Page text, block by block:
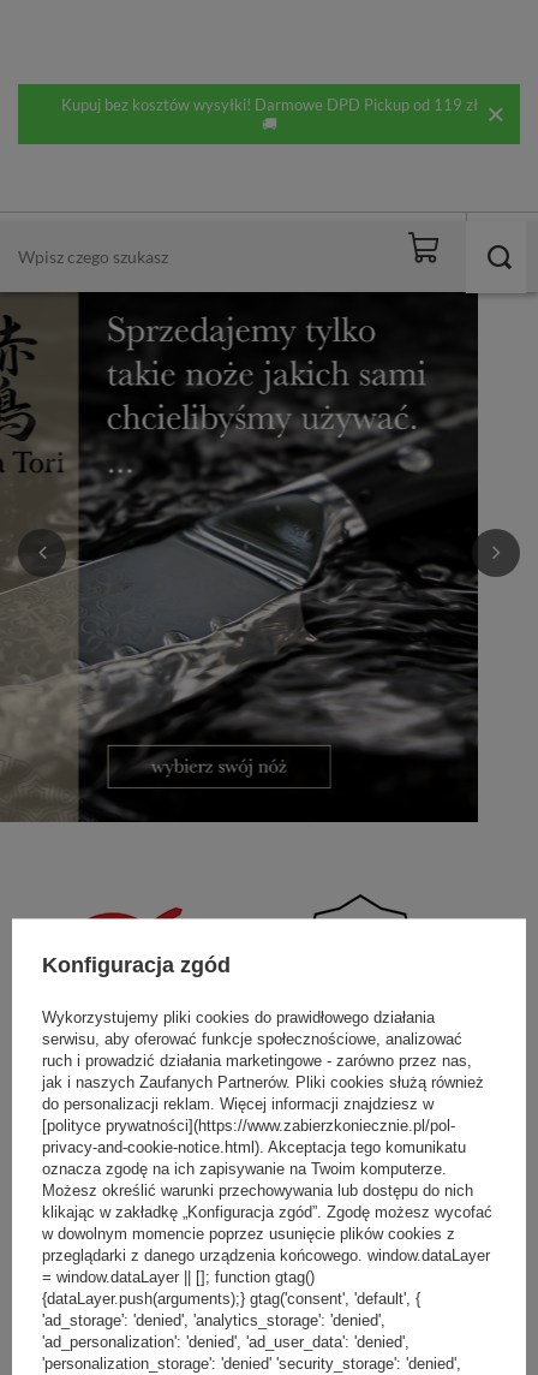
Kupuj bez kosztów wysyłki! Darmowe DPD Pickup od 119 zł
🚚
DARMOWA DOSTAWA od 119,00 zł
Konfiguracja zgód
Wykorzystujemy pliki cookies do prawidłowego działania
serwisu, aby oferować funkcje społecznościowe, analizować
ruch i prowadzić działania marketingowe - zarówno przez nas,
jak i naszych Zaufanych Partnerów. Pliki cookies służą również
do personalizacji reklam. Więcej informacji znajdziesz w
[polityce prywatności](https://www.zabierzkoniecznie.pl/pol-
privacy-and-cookie-notice.html). Akceptacja tego komunikatu
oznacza zgodę na ich zapisywanie na Twoim komputerze.
Możesz określić warunki przechowywania lub dostępu do nich
klikając w zakładkę „Konfiguracja zgód”. Zgodę możesz wycofać
w dowolnym momencie poprzez usunięcie plików cookies z
przeglądarki z danego urządzenia końcowego. window.dataLayer
= window.dataLayer || []; function gtag()
{dataLayer.push(arguments);} gtag('consent', 'default', {
'ad_storage': 'denied', 'analytics_storage': 'denied',
'ad_personalization': 'denied', 'ad_user_data': 'denied',
'personalization_storage': 'denied' 'security_storage': 'denied',